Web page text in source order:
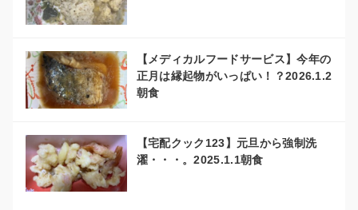
【メディカルフードサービス】今年の
正月は縁起物がいっぱい！？2026.1.2
朝食
【宅配クック123】元旦から強制洗
濯・・・。2025.1.1朝食